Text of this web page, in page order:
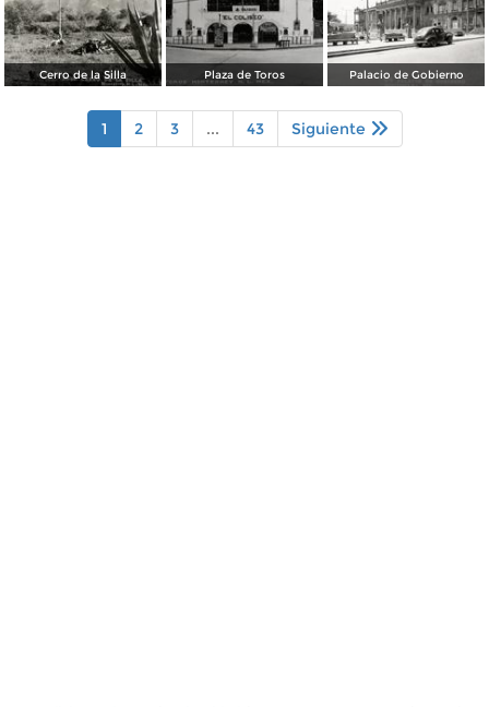
Cerro de la Silla Plaza de Toros Palacio de Gobierno
1 2 3 ... 43 Siguiente